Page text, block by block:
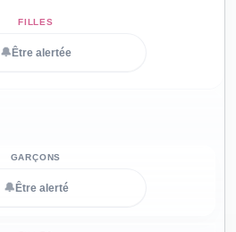
🔔 Être alertée
🔔 Être alerté